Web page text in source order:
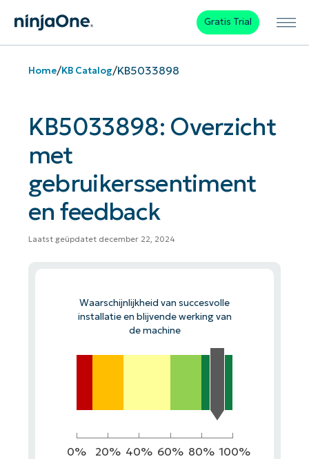
Gratis Trial
Home/KB Catalog/KB5033898
KB5033898: Overzicht
met
gebruikerssentiment
en feedback
Laatst geüpdatet december 22, 2024
Waarschijnlijkheid van succesvolle
installatie en blijvende werking van
de machine
0% 20% 40% 60% 80% 100%